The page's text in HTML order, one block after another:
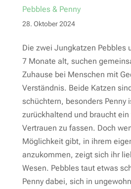
Pebbles & Penny
28. Oktober 2024
Die zwei Jungkatzen Pebbles
7 Monate alt, suchen
Zuhause bei Menschen mit
Verständnis. Beide Katzen
schüchtern, besonders Penny
zurückhaltend und braucht
Vertrauen zu fassen. Doch
Möglichkeit gibt, in ihrem
anzukommen, zeigt sich ihr
Wesen. Pebbles taut etwas
Penny dabei, sich in